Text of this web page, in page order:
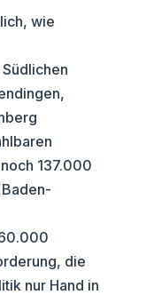
wie
137.000
die
nur Hand in